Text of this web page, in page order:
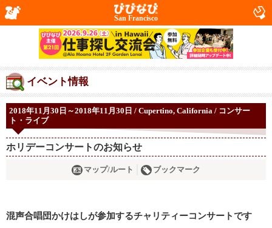
San Francisco
イベント情報
2018年11月30日～2018年11月30日 / Cupertino, California / コンサー
ト・ライブ
ホリデーコンサートのお知らせ
マップ/ルート ブックマーク
混声合唱団かけはしが参加するチャリティーコンサートです